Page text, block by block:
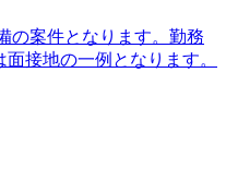
の案件となります。勤務
接地の一例となります。